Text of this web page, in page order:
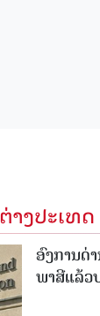
າງປະເທດ
ອົງການດ່
ພາສີແລ້ວ